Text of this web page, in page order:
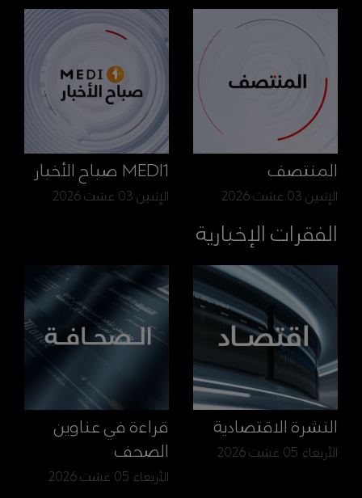
المنتصف
الإثنين 03 غشت 2026
MEDI1 صباح الأخبار
الإثنين 03 غشت 2026
الفقرات الإخبارية
النشرة الاقتصادية
الأربعاء 05 غشت 2026
قراءة في عناوين
الصحف
الأربعاء 05 غشت 2026